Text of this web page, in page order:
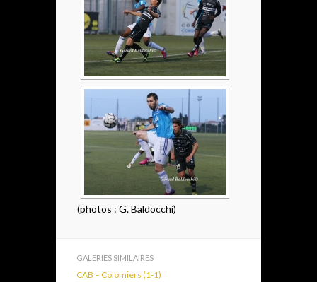
(photos : G. Baldocchi)
GALERIES SIMILAIRES
CAB – Colomiers (1-1)